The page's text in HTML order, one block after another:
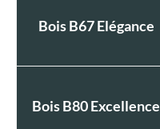
Bois B67 Elégance
Bois B80 Excellence